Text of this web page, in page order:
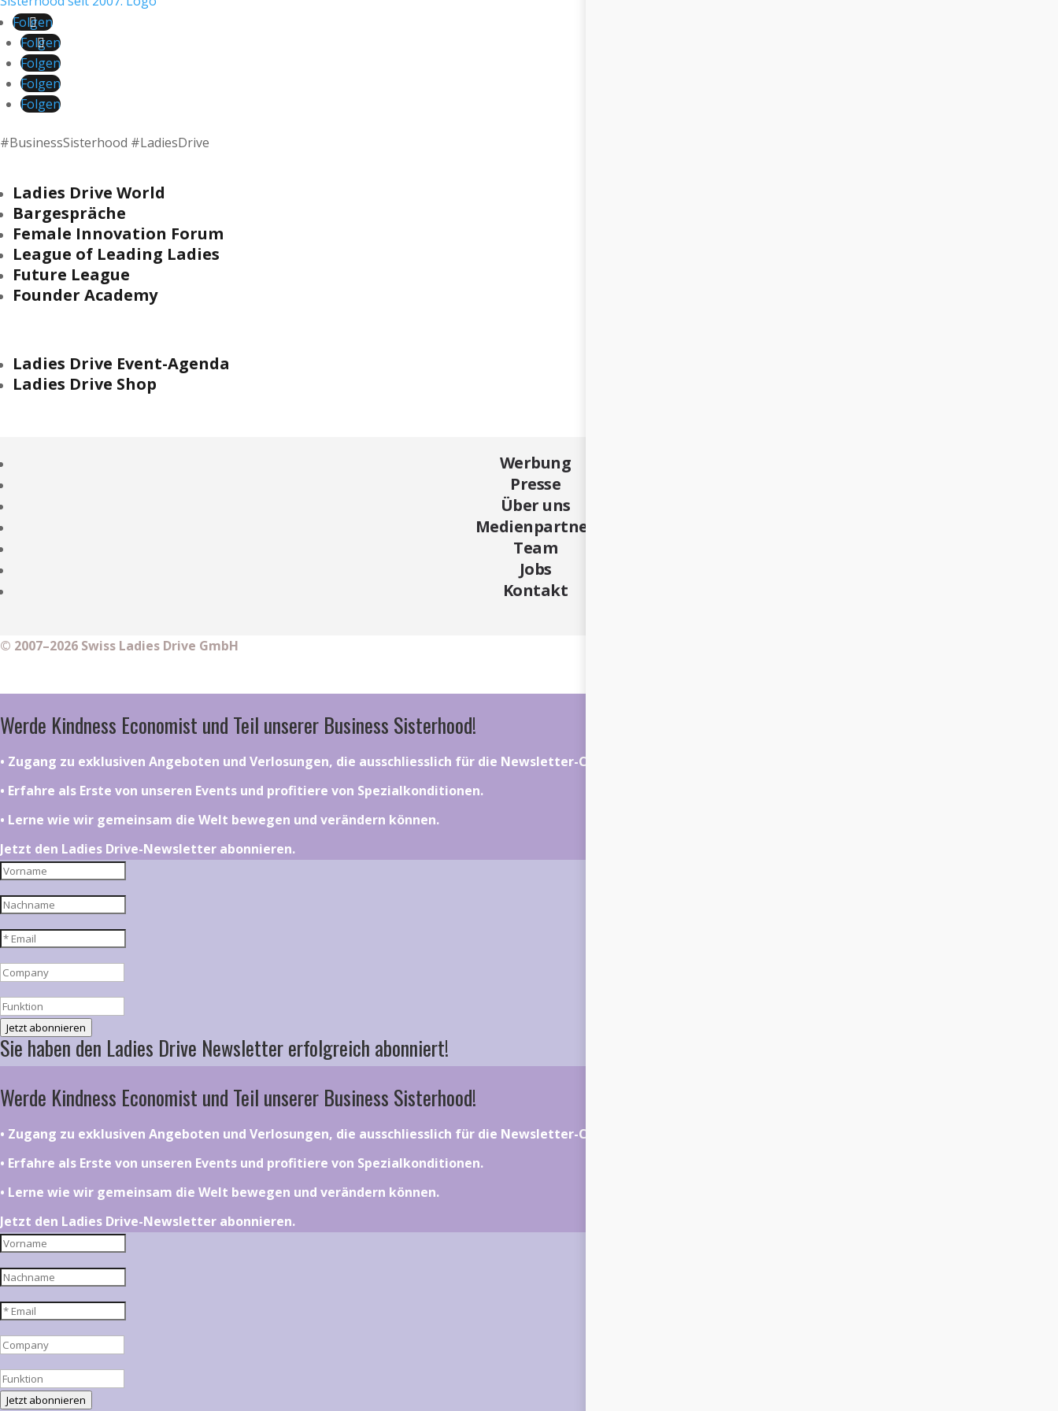
Folgen
Folgen
Folgen
Folgen
Folgen
#BusinessSisterhood #LadiesDrive
Ladies Drive World
Bargespräche
Female Innovation Forum
League of Leading Ladies
Future League
Founder Academy
Ladies Drive Event-Agenda
Ladies Drive Shop
Werbung
Presse
Über uns
Medienpartner
Team
Jobs
Kontakt
© 2007–2026 Swiss Ladies Drive GmbH
Werde Kindness Economist und Teil unserer Business Sisterhood!
•⁠ ⁠⁠Zugang zu exklusiven Angeboten und Verlosungen, die ausschliesslich für die Newsletter-Community gelten.
•⁠ ⁠⁠Erfahre als Erste von unseren Events und profitiere von Spezialkonditionen.
•⁠ ⁠⁠Lerne wie wir gemeinsam die Welt bewegen und verändern können.
Jetzt den Ladies Drive-Newsletter abonnieren.
Jetzt abonnieren
Sie haben den Ladies Drive Newsletter erfolgreich abonniert!
Werde Kindness Economist und Teil unserer Business Sisterhood!
•⁠ ⁠⁠Zugang zu exklusiven Angeboten und Verlosungen, die ausschliesslich für die Newsletter-Community gelten.
•⁠ ⁠⁠Erfahre als Erste von unseren Events und profitiere von Spezialkonditionen.
•⁠ ⁠⁠Lerne wie wir gemeinsam die Welt bewegen und verändern können.
Jetzt den Ladies Drive-Newsletter abonnieren.
Jetzt abonnieren